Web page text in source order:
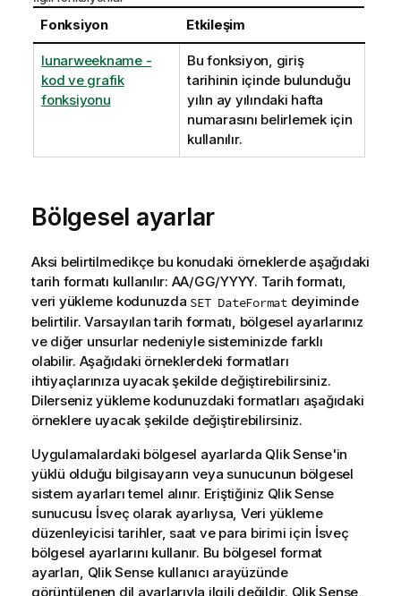
Fonksiyon Etkileşim
lunarweekname -
kod ve grafik
fonksiyonu
Bu fonksiyon, giriş
tarihinin içinde bulunduğu
yılın ay yılındaki hafta
numarasını belirlemek için
kullanılır.
Bölgesel ayarlar
Aksi belirtilmedikçe bu konudaki örneklerde aşağıdaki
tarih formatı kullanılır: AA/GG/YYYY. Tarih formatı,
veri yükleme kodunuzda SET DateFormatdeyiminde
belirtilir. Varsayılan tarih formatı, bölgesel ayarlarınız
ve diğer unsurlar nedeniyle sisteminizde farklı
olabilir. Aşağıdaki örneklerdeki formatları
ihtiyaçlarınıza uyacak şekilde değiştirebilirsiniz.
Dilerseniz yükleme kodunuzdaki formatları aşağıdaki
örneklere uyacak şekilde değiştirebilirsiniz.
Uygulamalardaki bölgesel ayarlarda Qlik Sense'in
yüklü olduğu bilgisayarın veya sunucunun bölgesel
sistem ayarları temel alınır. Eriştiğiniz Qlik Sense
sunucusu İsveç olarak ayarlıysa, Veri yükleme
düzenleyicisi tarihler, saat ve para birimi için İsveç
bölgesel ayarlarını kullanır. Bu bölgesel format
ayarları, Qlik Sense kullanıcı arayüzünde
görüntülenen dil ayarlarıyla ilgili değildir. Qlik Sense,